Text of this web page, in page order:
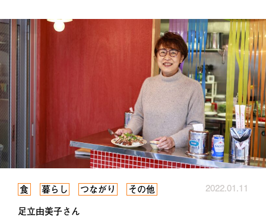
食 暮らし つながり その他
2022.01.11
足立由美子さん